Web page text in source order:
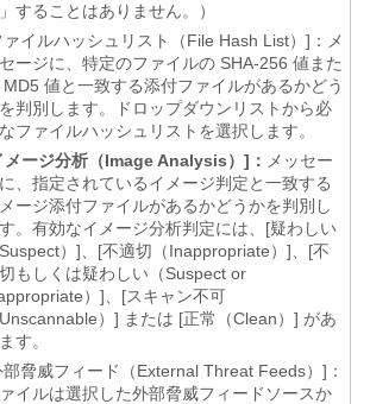
することはありません。）
ァイルハッシュリスト（File Hash List）]：
メ
ージに、特定のファイルの SHA-256 値また
MD5 値と一致する添付ファイルがあるかどう
判別します。ドロップダウンリストから必
ファイルハッシュリストを選択します。
メージ分析（Image Analysis）]： メッセー
、指定されているイメージ判定と一致する
ージ添付ファイルがあるかどうかを判別し
。有効なイメージ分析判定には、[疑わしい
Suspect）]、[不適切（Inappropriate）]、[不
もしくは疑わしい（Suspect or
）]、[スキャン不可
Unscannable）] または [正常（Clean）] があ
す。
部脅威フィード（External Threat Feeds）] ：
イルは選択した外部脅威フィードソースか